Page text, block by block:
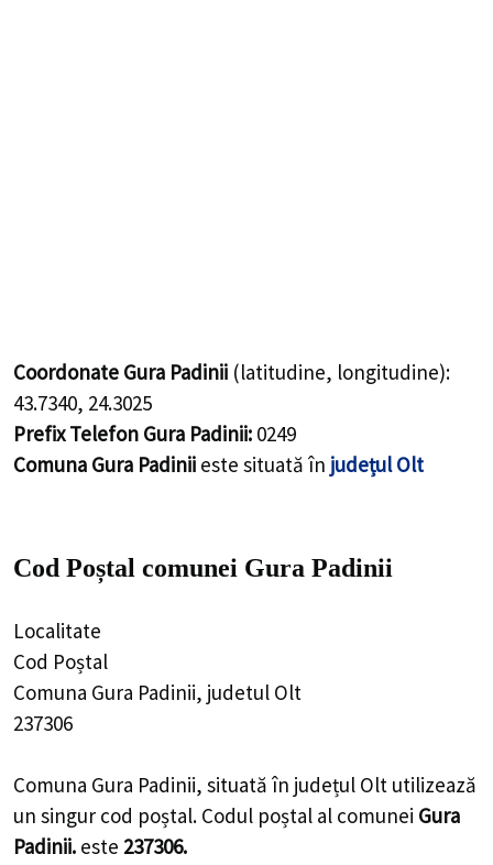
Coordonate Gura Padinii (latitudine, longitudine):
43.7340, 24.3025
Prefix Telefon Gura Padinii: 0249
Comuna Gura Padinii este situată în județul Olt
Cod Poștal comunei Gura Padinii
Localitate
Cod Poștal
Comuna Gura Padinii, judetul Olt
237306
Comuna Gura Padinii, situată în județul Olt utilizează
un singur cod poștal. Codul poștal al comunei Gura
Padinii. este 237306.